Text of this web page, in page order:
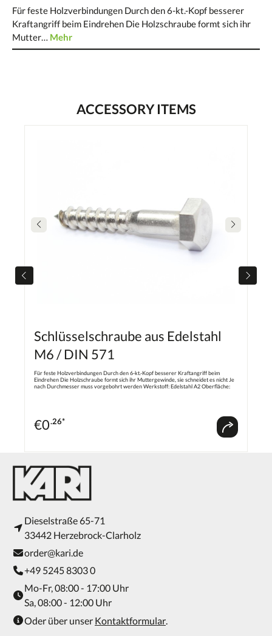
Für feste Holzverbindungen Durch den 6-kt.-Kopf besserer
Kraftangriff beim Eindrehen Die Holzschraube formt sich ihr
Mutter… Mehr
ACCESSORY ITEMS
Schlüsselschraube aus Edelstahl
M6 / DIN 571
Für feste Holzverbindungen Durch den 6-kt.-Kopf besserer Kraftangriff beim
Eindrehen Die Holzschraube formt sich ihr Muttergewinde, sie schneidet es nicht Je
nach Durchmesser muss vorgebohrt werden Werkstoff: Edelstahl A2 Oberfläche:
€0.26*
Dieselstraße 65-71
33442 Herzebrock-Clarholz
order@kari.de
+49 5245 8303 0
Mo-Fr, 08:00 - 17:00 Uhr
Sa, 08:00 - 12:00 Uhr
Oder über unser Kontaktformular.